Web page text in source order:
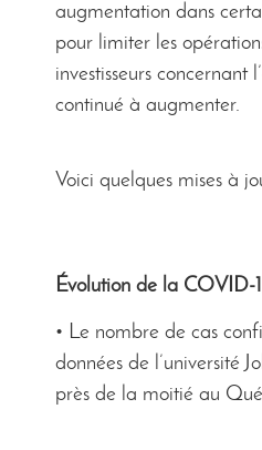
augmentation dans
pour limiter les
investisseurs
continué à augmenter.
Voici quelques mises à
Évolution de la COVID-
• Le nombre de cas
données de l’université
près de la moitié au